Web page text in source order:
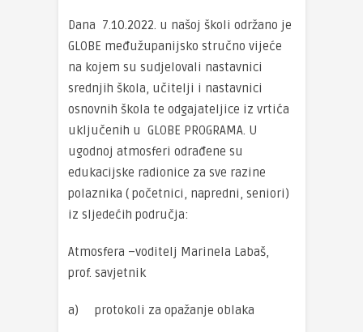
Dana 7.10.2022. u našoj školi održano je
GLOBE međužupanijsko stručno vijeće
na kojem su sudjelovali nastavnici
srednjih škola, učitelji i nastavnici
osnovnih škola te odgajateljice iz vrtića
uključenih u GLOBE PROGRAMA. U
ugodnoj atmosferi odrađene su
edukacijske radionice za sve razine
polaznika ( početnici, napredni, seniori)
iz sljedećih područja:
Atmosfera –voditelj Marinela Labaš,
prof. savjetnik
a) protokoli za opažanje oblaka